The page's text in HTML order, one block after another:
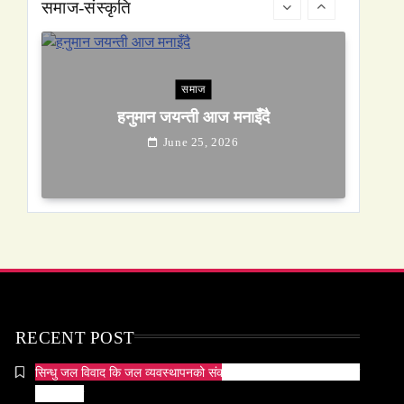
समाज-संस्कृति
समाज
हनुमान जयन्ती आज मनाइँदै
June 25, 2026
RECENT POST
सिन्धु जल विवाद कि जल व्यवस्थापनको संकट? पाकिस्तानको पानी संकटको